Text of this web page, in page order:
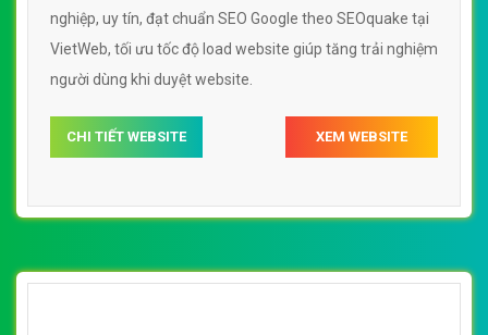
nghiệp, uy tín, đạt chuẩn SEO Google theo SEOquake tại
VietWeb, tối ưu tốc độ load website giúp tăng trải nghiệm
người dùng khi duyệt website.
CHI TIẾT WEBSITE XEM WEBSITE